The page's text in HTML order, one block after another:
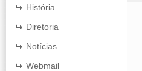
História
Diretoria
Notícias
Webmail